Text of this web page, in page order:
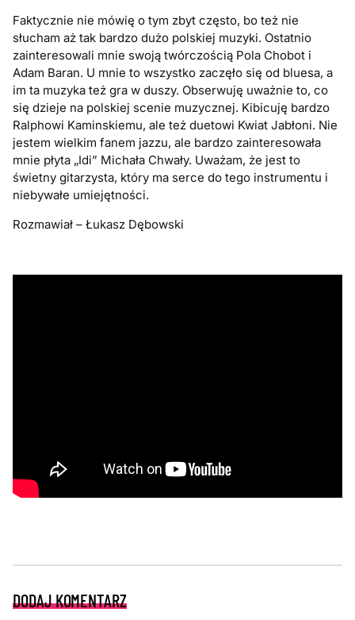
Faktycznie nie mówię o tym zbyt często, bo też nie
słucham aż tak bardzo dużo polskiej muzyki. Ostatnio
zainteresowali mnie swoją twórczością Pola Chobot i
Adam Baran. U mnie to wszystko zaczęło się od bluesa, a
im ta muzyka też gra w duszy. Obserwuję uważnie to, co
się dzieje na polskiej scenie muzycznej. Kibicuję bardzo
Ralphowi Kaminskiemu, ale też duetowi Kwiat Jabłoni. Nie
jestem wielkim fanem jazzu, ale bardzo zainteresowała
mnie płyta „Idi” Michała Chwały. Uważam, że jest to
świetny gitarzysta, który ma serce do tego instrumentu i
niebywałe umiejętności.
Rozmawiał – Łukasz Dębowski
DODAJ KOMENTARZ